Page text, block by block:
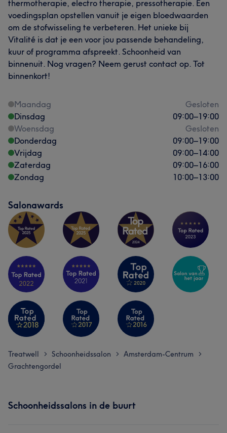
thermotherapie, electro therapie, pressotherapie. Een
voedingsplan opstellen vanuit je eigen bloedwaarden
om de stofwisseling te verbeteren. Het unieke bij
Vitalité is dat je een voor jou passende behandeling,
kuur of programma afspreekt. Schoonheid van
binnenuit. Nog vragen? Neem gerust contact op. Tot
binnenkort!
Maandag
Gesloten
Dinsdag
09:00–19:00
Woensdag
Gesloten
Donderdag
09:00–19:00
Vrijdag
09:00–14:00
Zaterdag
09:00–16:00
Zondag
10:00–13:00
Salonawards
Treatwell > Schoonheidssalon > Amsterdam-Centrum >
Grachtengordel
Schoonheidssalons in de buurt